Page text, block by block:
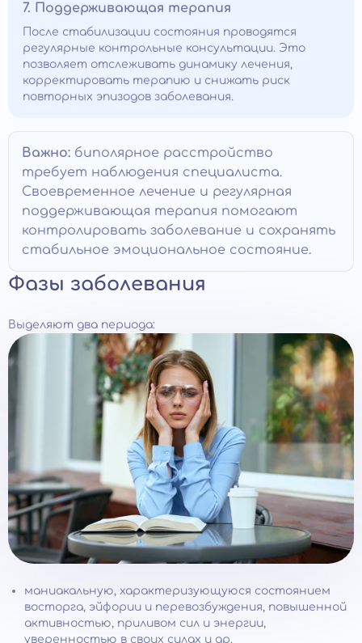
7. Поддерживающая терапия
После стабилизации состояния проводятся
регулярные контрольные консультации. Это
позволяет отслеживать динамику лечения,
корректировать терапию и снижать риск
повторных эпизодов заболевания.
Важно: биполярное расстройство
требует наблюдения специалиста.
Своевременное лечение и регулярная
поддерживающая терапия помогают
контролировать заболевание и сохранять
стабильное эмоциональное состояние.
Фазы заболевания
Выделяют два периода:
маниакальную, характеризующуюся состоянием
восторга, эйфории и перевозбуждения, повышенной
активностью, приливом сил и энергии,
уверенностью в своих силах и др.